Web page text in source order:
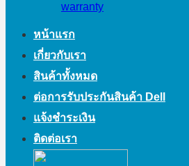
warranty
หน้าแรก
เกี่ยวกับเรา
สินค้าทั้งหมด
ต่อการรับประกันสินค้า Dell
แจ้งชำระเงิน
ติดต่อเรา